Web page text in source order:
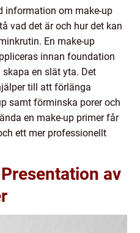
information om make-up
vad det är och hur det kan
En make-up
innan foundation
en slät yta. Det
till att förlänga
samt förminska porer och
en make-up primer får
ett mer professionellt
av